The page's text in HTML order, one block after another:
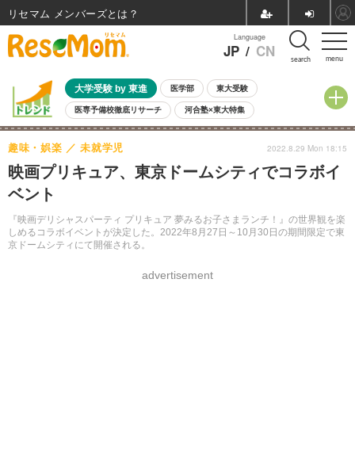
menu
Language
JP / CN search
大学受験 by 東進 医学部 東大受験
医専予備校徹底リサーチ 河合塾×東大特集
親子で考える大学選び 高校受験 中学受験 小学校受験
共通テスト 夏休み
8月開催イベント・WS 全国公立高校 過去問 人気記事
自由研究教材（小学生向け）
映画プリキュア、東京ドームシティでコラボイ
ベント
『映画デリシャスパーティ プリキュア 夢みるお子さまランチ！』の世界観を楽
しめるコラボイベントが決定した。2022年8月27日～10月30日の期間限定で東
京ドームシティにて開催される。
趣味・娯楽 未就学児
advertisement
2022.8.29 Mon 18:15
リセマム メンバーズ